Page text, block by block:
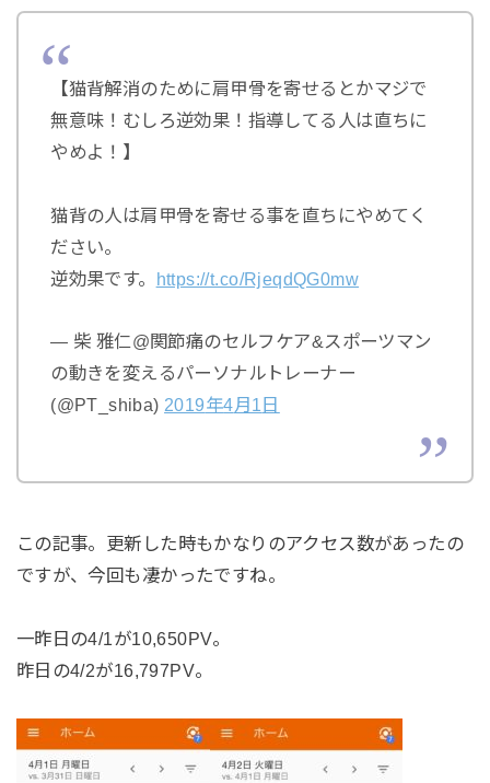
【猫背解消のために肩甲骨を寄せるとかマジで
無意味！むしろ逆効果！指導してる人は直ちに
やめよ！】
猫背の人は肩甲骨を寄せる事を直ちにやめてく
ださい。
逆効果です。 https://t.co/RjeqdQG0mw
— 柴 雅仁@関節痛のセルフケア&スポーツマン
の動きを変えるパーソナルトレーナー
(@PT_shiba) 2019年4月 1 日
この記事。更新した時もかなりのアクセス数があったの
ですが、今回も凄かったですね。
一昨日の4/1が10,650PV。
昨日の4/2が16,797PV。